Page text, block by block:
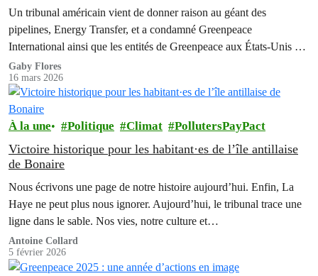
Un tribunal américain vient de donner raison au géant des
pipelines, Energy Transfer, et a condamné Greenpeace
International ainsi que les entités de Greenpeace aux États-Unis à
verser 345 millions…
Gaby Flores
16 mars 2026
À la une Politique Climat PollutersPayPact
Victoire historique pour les habitant·es de l’île antillaise
de Bonaire
Nous écrivons une page de notre histoire aujourd’hui. Enfin, La
Haye ne peut plus nous ignorer. Aujourd’hui, le tribunal trace une
ligne dans le sable. Nos vies, notre culture et…
Antoine Collard
5 février 2026